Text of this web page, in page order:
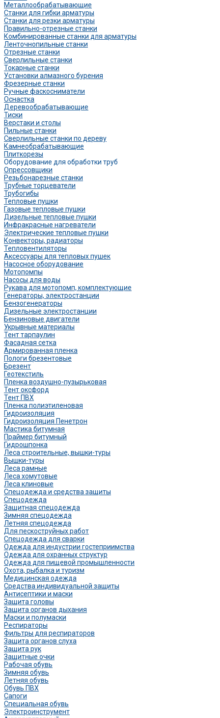
Металлообрабатывающие
Станки для гибки арматуры
Станки для резки арматуры
Правильно-отрезные станки
Комбинированные станки для арматуры
Ленточнопильные станки
Отрезные станки
Сверлильные станки
Токарные станки
Установки алмазного бурения
Фрезерные станки
Ручные фаскосниматели
Оснастка
Деревообрабатывающие
Тиски
Верстаки и столы
Пильные станки
Сверлильные станки по дереву
Камнеобрабатывающие
Плиткорезы
Оборудование для обработки труб
Опрессовщики
Резьбонарезные станки
Трубные торцеватели
Трубогибы
Тепловые пушки
Газовые тепловые пушки
Дизельные тепловые пушки
Инфракрасные нагреватели
Электрические тепловые пушки
Конвекторы, радиаторы
Тепловентиляторы
Аксессуары для тепловых пушек
Насосное оборудование
Мотопомпы
Насосы для воды
Рукава для мотопомп, комплектующие
Генераторы, электростанции
Бензогенераторы
Дизельные электростанции
Бензиновые двигатели
Укрывные материалы
Тент тарпаулин
Фасадная сетка
Армированная пленка
Пологи брезентовые
Брезент
Геотекстиль
Пленка воздушно-пузырьковая
Тент оксфорд
Тент ПВХ
Пленка полиэтиленовая
Гидроизоляция
Гидроизоляция Пенетрон
Мастика битумная
Праймер битумный
Гидрошпонка
Леса строительные, вышки-туры
Вышки-туры
Леса рамные
Леса хомутовые
Леса клиновые
Спецодежда и средства защиты
Спецодежда
Защитная спецодежда
Зимняя спецодежда
Летняя спецодежда
Для пескоструйных работ
Спецодежда для сварки
Одежда для индустрии гостеприимства
Одежда для охранных структур
Одежда для пищевой промышленности
Охота, рыбалка и туризм
Медицинская одежда
Средства индивидуальной защиты
Антисептики и маски
Защита головы
Защита органов дыхания
Маски и полумаски
Респираторы
Фильтры для респираторов
Защита органов слуха
Защита рук
Защитные очки
Рабочая обувь
Зимняя обувь
Летняя обувь
Обувь ПВХ
Сапоги
Специальная обувь
Электроинструмент